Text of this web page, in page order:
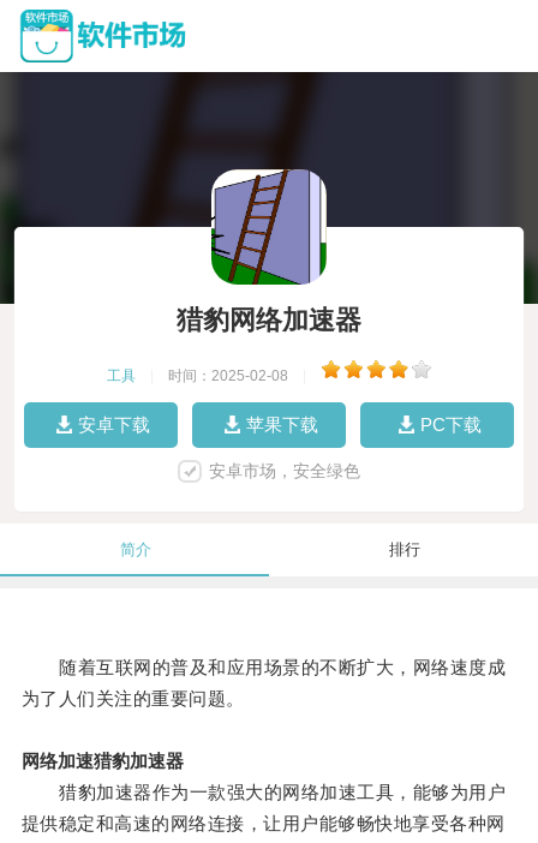
猎豹网络加速器
工具 时间：2025-02-08
安卓下载 苹果下载 PC下载
安卓市场，安全绿色
简介 排行
随着互联网的普及和应用场景的不断扩大，网络速度成
为了人们关注的重要问题。
网络加速猎豹加速器
猎豹加速器作为一款强大的网络加速工具，能够为用户
提供稳定和高速的网络连接，让用户能够畅快地享受各种网